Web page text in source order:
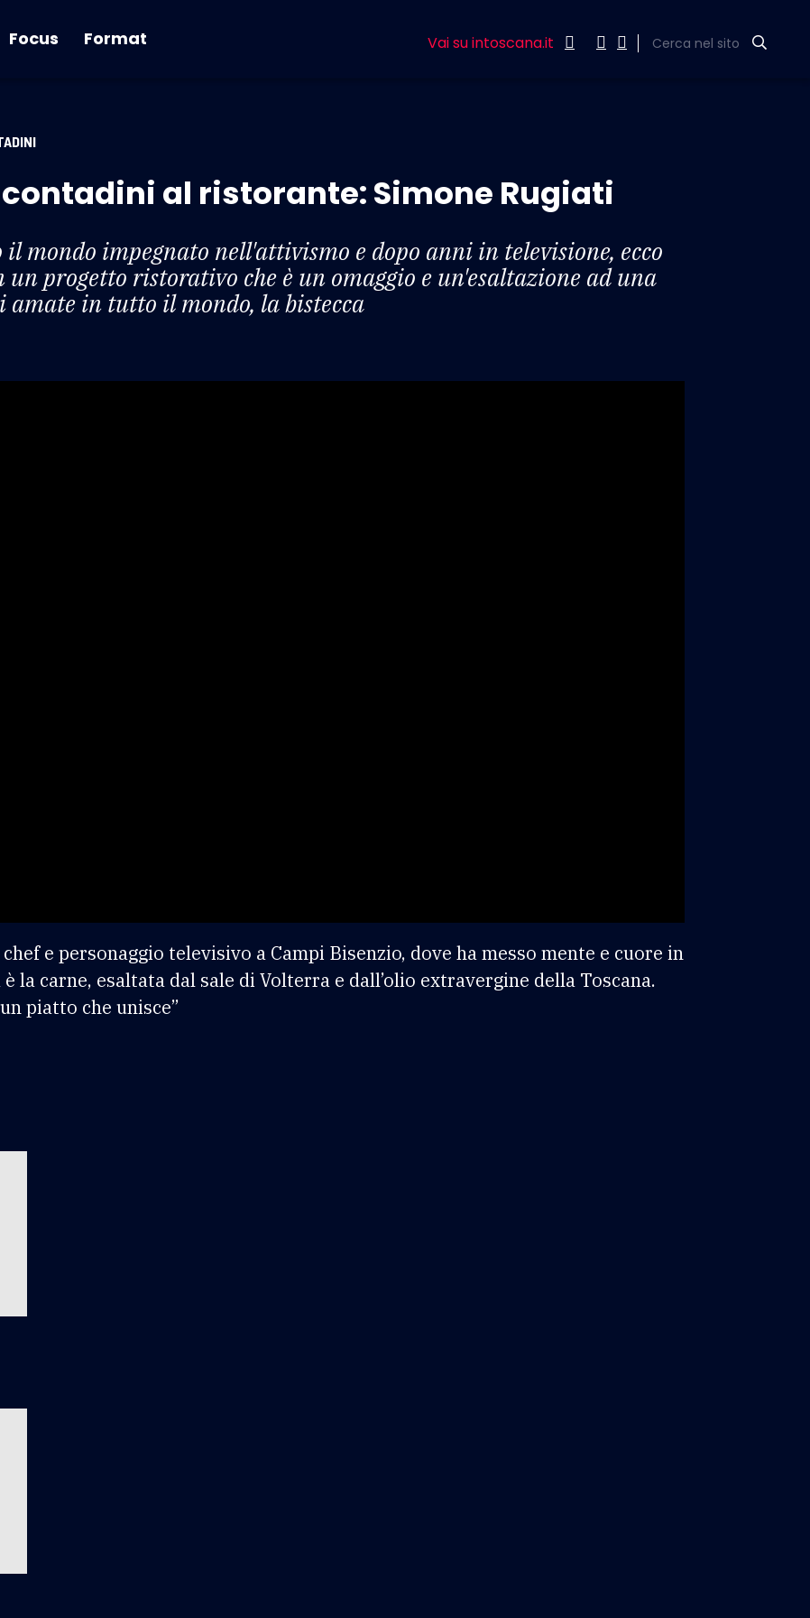
Focus Format Vai su intoscana.it Cerca nel sito
al ristorante: Simone Rugiati
mondo impegnato nell'attivismo e dopo anni in televisione, ecco
un progetto ristorativo che è un omaggio e un'esaltazione ad una
in tutto il mondo, la bistecca
e personaggio televisivo a Campi Bisenzio, dove ha messo mente e cuore in
la carne, esaltata dal sale di Volterra e dall’olio extravergine della Toscana.
piatto che unisce”